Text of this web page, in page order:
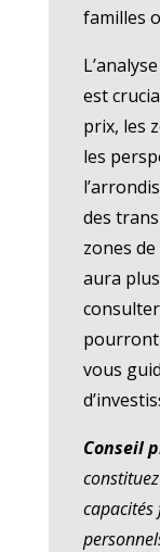
familles
est
prix, les
les
des
zones
aura
vous
Conseil
capacités